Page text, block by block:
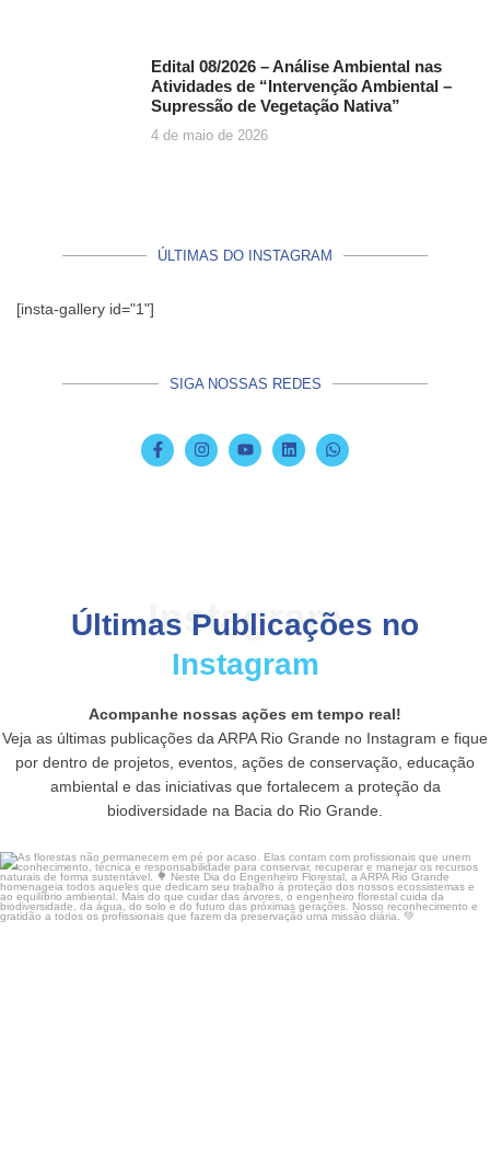
Edital 08/2026 – Análise Ambiental nas
Atividades de “Intervenção Ambiental –
Supressão de Vegetação Nativa”
4 de maio de 2026
ÚLTIMAS DO INSTAGRAM
[insta-gallery id="1"]
SIGA NOSSAS REDES
Instagram
Últimas Publicações no
Instagram
Acompanhe nossas ações em tempo real!
Veja as últimas publicações da ARPA Rio Grande no Instagram e fique
por dentro de projetos, eventos, ações de conservação, educação
ambiental e das iniciativas que fortalecem a proteção da
biodiversidade na Bacia do Rio Grande.
As florestas não permanecem em pé por acaso. Elas...
17 0